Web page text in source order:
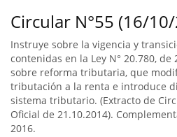
Circular N°55 (16/
Instruye sobre la vigencia y
contenidas en la Ley N° 20.780,
sobre reforma tributaria, que
tributación a la renta e introduce
sistema tributario. (Extracto de
Oficial de 21.10.2014).
2016.